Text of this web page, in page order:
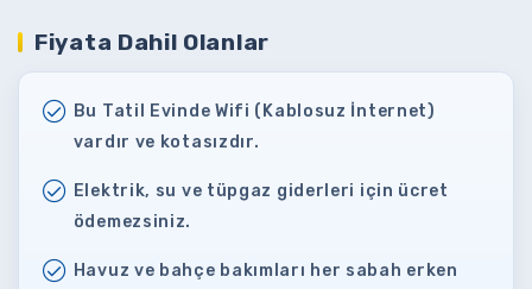
Fiyata Dahil Olanlar
Bu Tatil Evinde Wifi (Kablosuz İnternet)
vardır ve kotasızdır.
Elektrik, su ve tüpgaz giderleri için ücret
ödemezsiniz.
Havuz ve bahçe bakımları her sabah erken